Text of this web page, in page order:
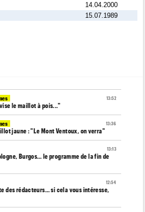
14.04.2000
15.07.1989
13:52
le maillot à pois..."
13:36
jaune : "Le Mont Ventoux, on verra"
13:13
Burgos… le programme de la fin de
12:54
des rédacteurs… si cela vous intéresse,